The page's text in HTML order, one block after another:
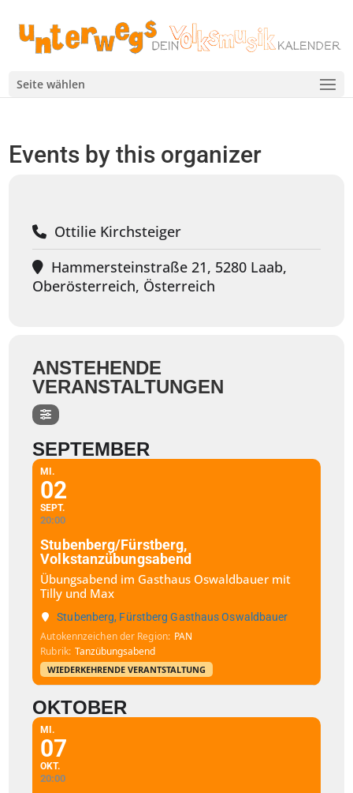
Seite wählen
Events by this organizer
Ottilie Kirchsteiger
Hammersteinstraße 21, 5280 Laab,
Oberösterreich, Österreich
ANSTEHENDE
VERANSTALTUNGEN
SEPTEMBER
MI.
02
SEPT.
20:00
Stubenberg/Fürstberg,
Volkstanzübungsabend
Übungsabend im Gasthaus Oswaldbauer mit
Tilly und Max
Stubenberg, Fürstberg Gasthaus Oswaldbauer
Autokennzeichen der Region PAN
Rubrik Tanzübungsabend
WIEDERKEHRENDE VERANTSTALTUNG
OKTOBER
MI.
07
OKT.
20:00